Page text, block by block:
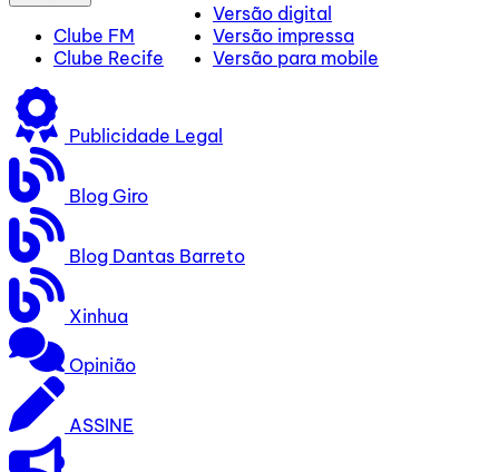
Clube FM
Clube Recife
Versão digital
Versão impressa
Versão para mobile
Publicidade Legal
Blog Giro
Blog Dantas Barreto
Xinhua
Opinião
ASSINE